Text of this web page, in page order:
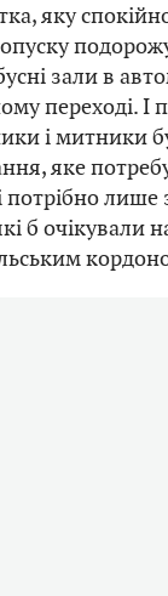
яку
зали в
переході. І
і митники
яке
потрібно
б очікували